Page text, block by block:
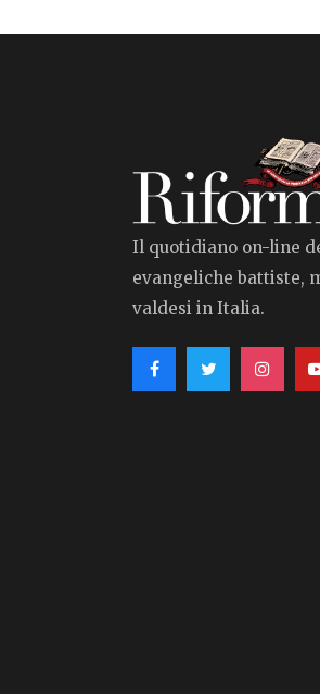
Il quotidiano on-line
evangeliche battiste,
valdesi in Italia.